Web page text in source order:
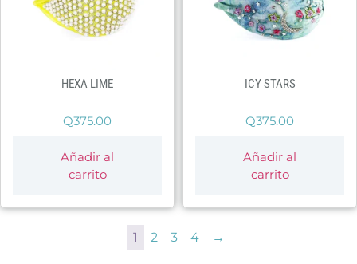
HEXA LIME
Q375.00
Añadir al
carrito
ICY STARS
Q375.00
Añadir al
carrito
1 2 3 4 →